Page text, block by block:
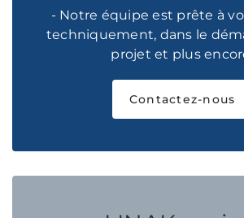
- Notre équipe est prête à
techniquement, dans le
projet et plus
Contactez-nous